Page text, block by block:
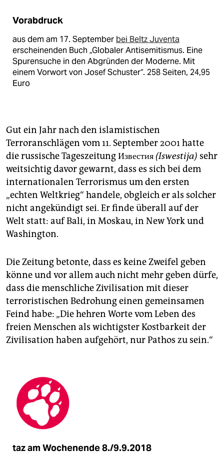
Vorabdruck
aus dem am 17. September bei Beltz Juventa
erscheinenden Buch „Globaler Antisemitismus. Eine
Spurensuche in den Abgründen der Moderne. Mit
einem Vorwort von Josef Schuster“. 258 Seiten, 24,95
Euro
Gut ein Jahr nach den islamistischen
Terroranschlägen vom 11. September 2001 hatte
die russische TageszeitungИзвестия (Iswestija) sehr
weitsichtig davor gewarnt, dass es sich bei dem
internationalen Terrorismus um den ersten
„echten Weltkrieg“ handele, obgleich er als solcher
nicht angekündigt sei. Er finde überall auf der
Welt statt: auf Bali, in Moskau, in New York und
Washington.
Die Zeitung betonte, dass es keine Zweifel geben
könne und vor allem auch nicht mehr geben dürfe,
dass die menschliche Zivilisation mit dieser
terroristischen Bedrohung einen gemeinsamen
Feind habe: „Die hehren Worte vom Leben des
freien Menschen als wichtigster Kostbarkeit der
Zivilisation haben aufgehört, nur Pathos zu sein.“
taz am Wochenende 8./9.9.2018